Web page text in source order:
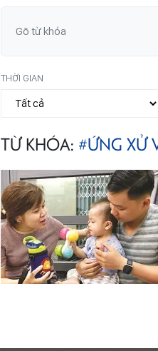
THỜI GIAN
TỪ KHÓA: #ỨNG XỬ